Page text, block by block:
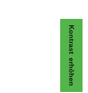
Kontrast erhöhen